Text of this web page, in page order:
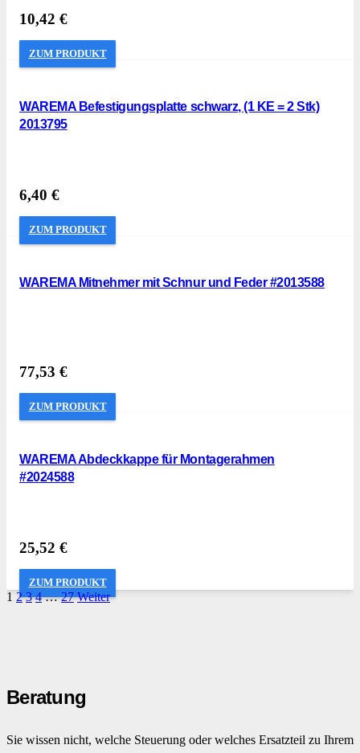
10,42 €
ZUM PRODUKT
WAREMA Befestigungsplatte schwarz, (1 KE = 2 Stk)
2013795
6,40 €
ZUM PRODUKT
WAREMA Mitnehmer mit Schnur und Feder #2013588
77,53 €
ZUM PRODUKT
WAREMA Abdeckkappe für Montagerahmen
#2024588
25,52 €
ZUM PRODUKT
1 2 3 4 … 27 Weiter
Beratung
Sie wissen nicht, welche Steuerung oder welches Ersatzteil zu Ihrem